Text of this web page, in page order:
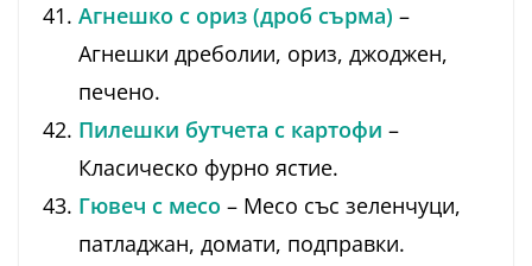
Агнешко с ориз (дроб сърма) –
Агнешки дреболии, ориз, джоджен,
печено.
Пилешки бутчета с картофи –
Класическо фурно ястие.
Гювеч с месо – Месо със зеленчуци,
патладжан, домати, подправки.